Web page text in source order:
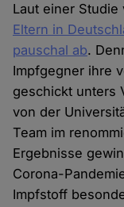
Laut einer Studie
Eltern in
pauschal ab.
Impfgegner ihre
geschickt unters
von der
Team im
Ergebnisse
Corona-
Impfstoff